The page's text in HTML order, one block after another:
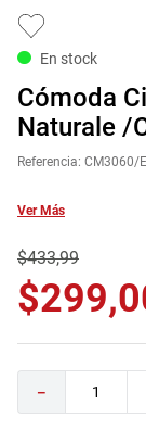
En stock
Cómoda
Naturale /
Referencia: CM3060/E
Ver Más
$433,99
$299,
－
.
armario lux
6.
cama
7.
havana master
10
sofa